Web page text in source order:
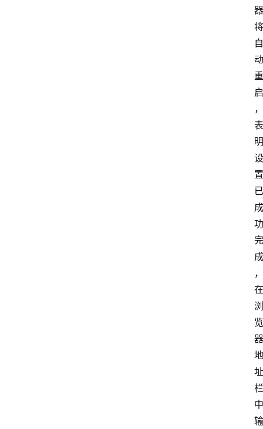
器
将
自
动
重
启
，
表
明
设
置
已
成
功
完
成
，
在
浏
览
器
地
址
栏
中
输